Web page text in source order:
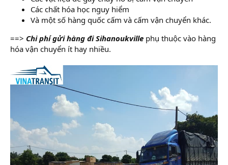
Các chất hóa học nguy hiểm
Và một số hàng quốc cấm và cấm vận chuyển khác.
==> Chi phí gửi hàng đi Sihanoukville phụ thuộc vào hàng
hóa vận chuyển ít hay nhiều.